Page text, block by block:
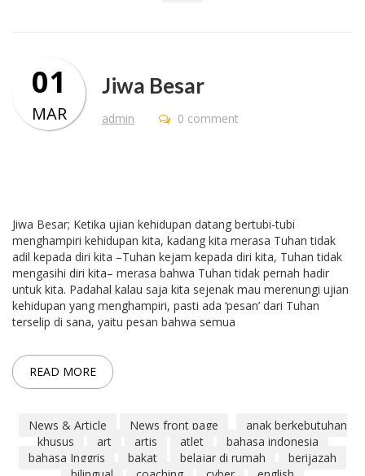
Jiwa Besar
admin
01
MAR 0 comment
Jiwa Besar; Ketika ujian kehidupan datang bertubi-tubi
menghampiri kehidupan kita, kadang kita merasa Tuhan tidak
adil kepada diri kita –Tuhan kejam kepada diri kita, Tuhan tidak
mengasihi diri kita– merasa bahwa Tuhan tidak pernah hadir
untuk kita. Padahal kalau saja kita sejenak mau merenungi ujian
kehidupan yang menghampiri, pasti ada ‘pesan’ dari Tuhan
terselip di sana, yaitu pesan bahwa semua
READ MORE
News & Article News front page
anak berkebutuhan
khusus
art artis atlet
bahasa indonesia
bahasa Inggris
bakat belajar di rumah
berijazah